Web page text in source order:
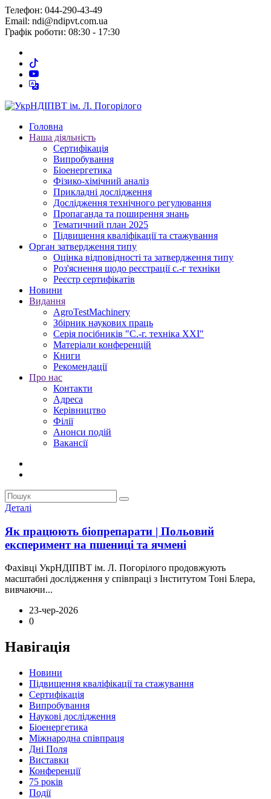
Телефон: 044-290-43-49
Email: ndi@ndipvt.com.ua
Графік роботи: 08:30 - 17:30
Головна
Наша діяльність
Сертифікація
Випробування
Біоенергетика
Фізико-хімічний аналіз
Прикладні дослідження
Дослідження технічного регулювання
Пропаганда та поширення знань
Тематичний план 2025
Підвищення кваліфікації та стажування
Орган затвердження типу
Оцінка відповідності та затвердження типу
Роз'яснення щодо реєстрації с.-г техніки
Реєстр сертифікатів
Новини
Видання
AgroTestMachinery
Збірник наукових праць
Серія посібників "С.-г. техніка XXI"
Матеріали конференцій
Книги
Рекомендації
Про нас
Контакти
Адреса
Керівництво
Філії
Анонси подій
Вакансії
Деталі
Як працюють біопрепарати | Польовий
експеримент на пшениці та ячмені
Фахівці УкрНДІПВТ ім. Л. Погорілого продовжують
масштабні дослідження у співпраці з Інститутом Тоні Блера,
вивчаючи...
23-чер-2026
0
Навігація
Новини
Підвищення кваліфікації та стажування
Сертифікація
Випробування
Наукові дослідження
Біоенергетика
Міжнародна співпраця
Дні Поля
Виставки
Конференції
75 років
Події